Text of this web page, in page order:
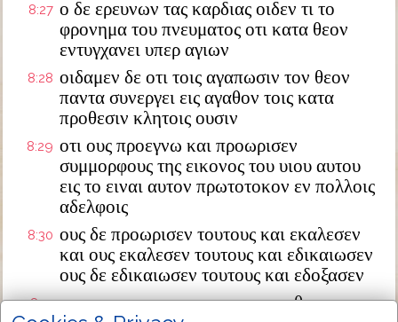
8:27 ο δε ερευνων τας καρδιας οιδεν τι το
φρονημα του πνευματος οτι κατα θεον
εντυγχανει υπερ αγιων
8:28 οιδαμεν δε οτι τοις αγαπωσιν τον θεον
παντα συνεργει εις αγαθον τοις κατα
προθεσιν κλητοις ουσιν
8:29 οτι ους προεγνω και προωρισεν
συμμορφους της εικονος του υιου αυτου
εις το ειναι αυτον πρωτοτοκον εν πολλοις
αδελφοις
8:30 ους δε προωρισεν τουτους και εκαλεσεν
και ους εκαλεσεν τουτους και εδικαιωσεν
ους δε εδικαιωσεν τουτους και εδοξασεν
8:31 τι ουν ερουμεν προς ταυτα ει ο θεος υπερ